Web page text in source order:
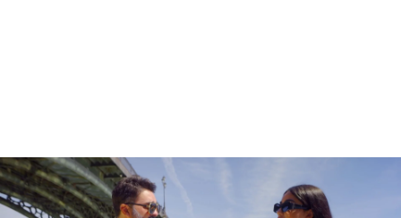
La conversación más íntima entre Dani y Graciela acerca de su inminente
pedida: "Esto no es un juego"
Dani: "Esto no es un juego"